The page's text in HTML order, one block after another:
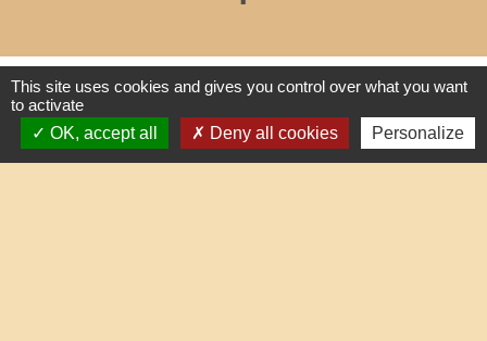
Liens
Oise mobilité
Service Public
This site uses cookies and gives you control over what you want
to activate
OK, accept all
Deny all cookies Personalize